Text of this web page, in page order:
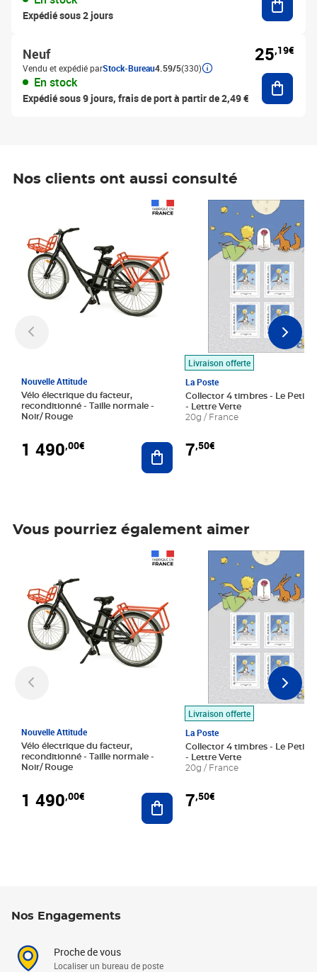
Expédié sous 2 jours
Neuf
Vendu et expédié parStock-Bureau4.59/5(330)
En stock
Expédié sous 9 jours, frais de port à partir de 2,49 €
25,19€
Nos clients ont aussi consulté
Nouvelle Attitude
Vélo électrique du facteur,
reconditionné - Taille normale -
Noir/ Rouge
1 490,00€ Ajouter au panier
Livraison offerte
La Poste
Collector 4 timbres - Le Petit
- Lettre Verte
20g / France
7,50€
Prix 7,50€
Vous pourriez également aimer
Nouvelle Attitude
Vélo électrique du facteur,
reconditionné - Taille normale -
Noir/ Rouge
1 490,00€ Ajouter au panier
Livraison offerte
La Poste
Collector 4 timbres - Le Petit
- Lettre Verte
20g / France
7,50€
Prix 7,50€
Nos Engagements
Proche de vous
Localiser un bureau de poste